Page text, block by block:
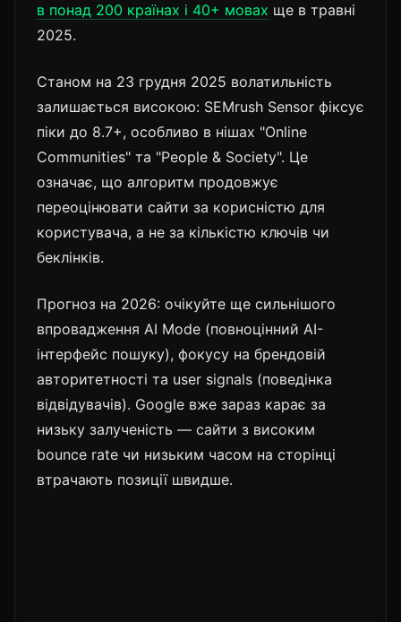
в понад 200 країнах і 40+ мовах ще в травні
2025.
Станом на 23 грудня 2025 волатильність
залишається високою: SEMrush Sensor фіксує
піки до 8.7+, особливо в нішах "Online
Communities" та "People & Society". Це
означає, що алгоритм продовжує
переоцінювати сайти за корисністю для
користувача, а не за кількістю ключів чи
беклінків.
Прогноз на 2026: очікуйте ще сильнішого
впровадження AI Mode (повноцінний AI-
інтерфейс пошуку), фокусу на брендовій
авторитетності та user signals (поведінка
відвідувачів). Google вже зараз карає за
низьку залученість — сайти з високим
bounce rate чи низьким часом на сторінці
втрачають позиції швидше.